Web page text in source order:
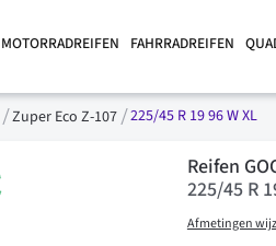
MOTORRADREIFEN FAHRRADREIFEN
Zuper Eco Z-107 225/45 R 19 96 W XL
Reifen
225/45 R
Afmetingen